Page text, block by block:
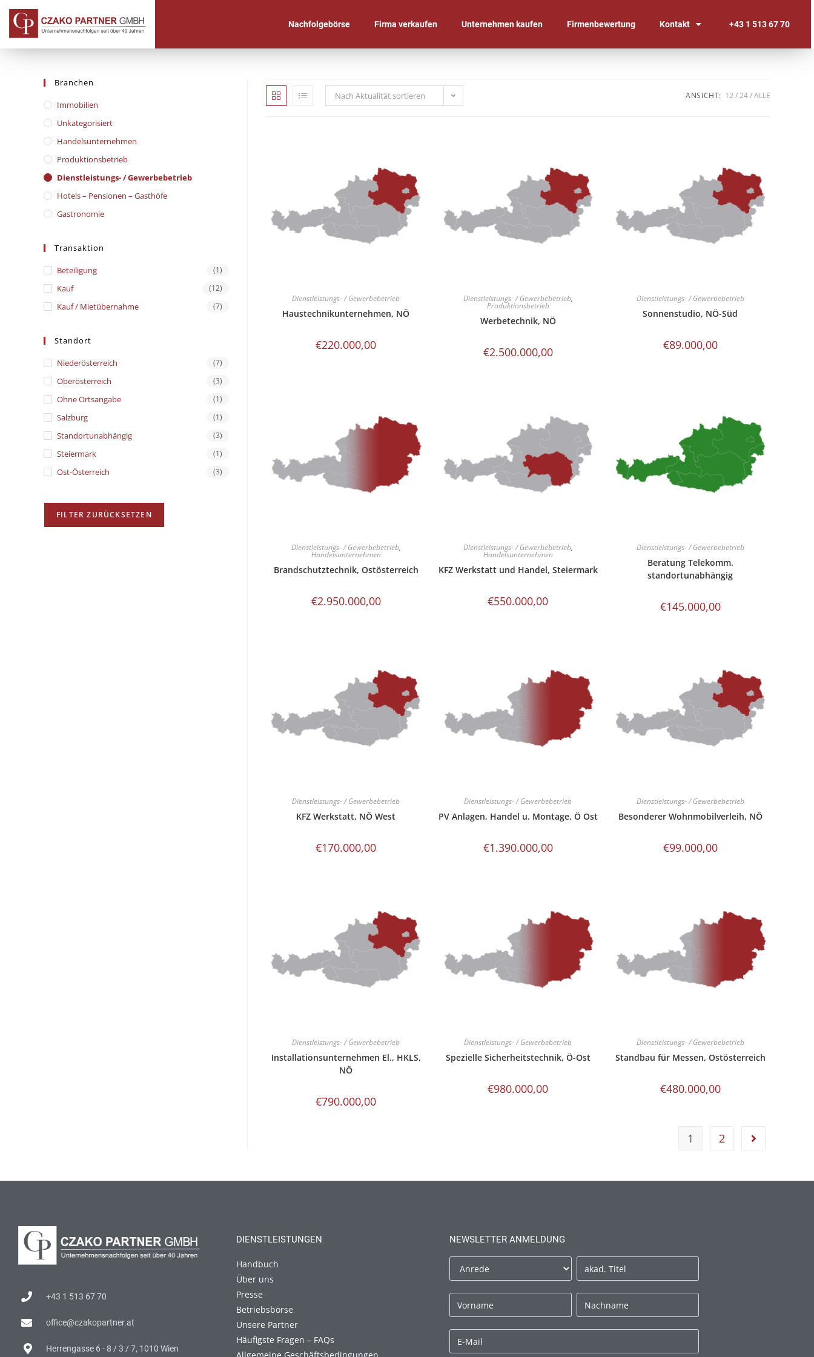
Nachfolgebörse Firma verkaufen Unternehmen kaufen Firmenbewertung Kontakt +43 1 513 67 70
Nach Aktualität sortieren ANSICHT: 12 24 ALLE
Dienstleistungs- / Gewerbebetrieb
Haustechnikunternehmen, NÖ
€220.000,00
Dienstleistungs- / Gewerbebetrieb,
Produktionsbetrieb
Werbetechnik, NÖ
€2.500.000,00
Dienstleistungs- / Gewerbebetrieb
Sonnenstudio, NÖ-Süd
€89.000,00
Dienstleistungs- / Gewerbebetrieb,
Handelsunternehmen
Brandschutztechnik, Ostösterreich
€2.950.000,00
Dienstleistungs- / Gewerbebetrieb,
Handelsunternehmen
KFZ Werkstatt und Handel, Steiermark
€550.000,00
Dienstleistungs- / Gewerbebetrieb
Beratung Telekomm.
standortunabhängig
€145.000,00
Dienstleistungs- / Gewerbebetrieb
KFZ Werkstatt, NÖ West
€170.000,00
Dienstleistungs- / Gewerbebetrieb
PV Anlagen, Handel u. Montage, Ö Ost
€1.390.000,00
Dienstleistungs- / Gewerbebetrieb
Besonderer Wohnmobilverleih, NÖ
€99.000,00
Dienstleistungs- / Gewerbebetrieb
Installationsunternehmen El., HKLS,
NÖ
€790.000,00
Dienstleistungs- / Gewerbebetrieb
Spezielle Sicherheitstechnik, Ö-Ost
€980.000,00
Dienstleistungs- / Gewerbebetrieb
Standbau für Messen, Ostösterreich
€480.000,00
1 2
Branchen
Immobilien
Unkategorisiert
Handelsunternehmen
Produktionsbetrieb
Dienstleistungs- / Gewerbebetrieb
Hotels – Pensionen – Gasthöfe
Gastronomie
Transaktion
Beteiligung (1)
Kauf (12)
Kauf / Mietübernahme (7)
Standort
Niederösterreich (7)
Oberösterreich (3)
Ohne Ortsangabe (1)
Salzburg (1)
Standortunabhängig (3)
Steiermark (1)
Ost-Österreich (3)
FILTER ZURÜCKSETZEN
+43 1 513 67 70
office@czakopartner.at
Herrengasse 6 - 8 / 3 / 7, 1010 Wien
DIENSTLEISTUNGEN
Handbuch
Über uns
Presse
Betriebsbörse
Unsere Partner
Häufigste Fragen – FAQs
NEWSLETTER ANMELDUNG